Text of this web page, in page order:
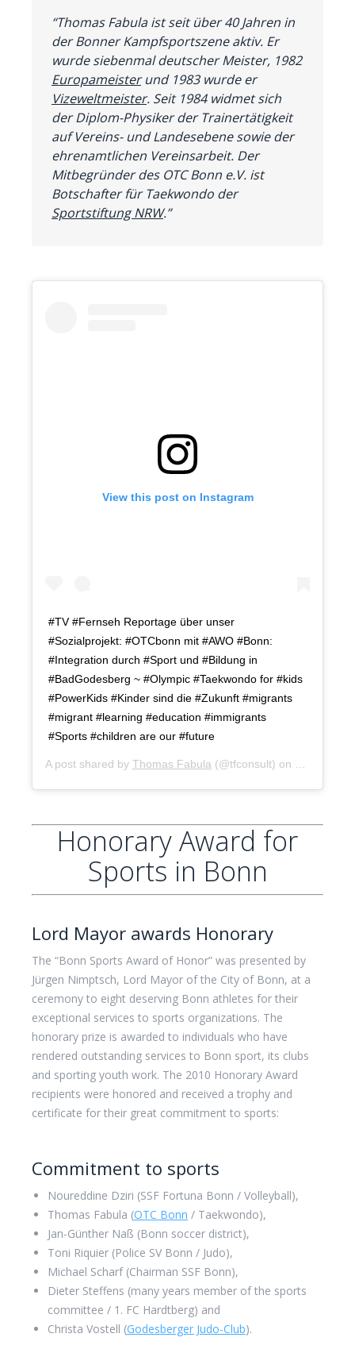
“Thomas Fabula ist seit über 40 Jahren in
der Bonner Kampfsportszene aktiv. Er
wurde siebenmal deutscher Meister, 1982
Europameisterund 1983 wurde er
Vizeweltmeister. Seit 1984 widmet sich
der Diplom-Physiker der Trainertätigkeit
auf Vereins- und Landesebene sowie der
ehrenamtlichen Vereinsarbeit. Der
Mitbegründer des OTC Bonn e.V. ist
Botschafter für Taekwondo der
Sportstiftung NRW.”
View this post on Instagram
#TV #Fernseh Reportage über unser
#Sozialprojekt: #OTCbonn mit #AWO #Bonn:
#Integration durch #Sport und #Bildung in
#BadGodesberg ~ #Olympic #Taekwondo for #kids
#PowerKids #Kinder sind die #Zukunft #migrants
#migrant #learning #education #immigrants
#Sports #children are our #future
A post shared by Thomas Fabula (@tfconsult) on
Honorary Award for
Sports in Bonn
Lord Mayor awards Honorary
The “Bonn Sports Award of Honor” was presented by
Jürgen Nimptsch, Lord Mayor of the City of Bonn, at a
ceremony to eight deserving Bonn athletes for their
exceptional services to sports organizations. The
honorary prize is awarded to individuals who have
rendered outstanding services to Bonn sport, its clubs
and sporting youth work. The 2010 Honorary Award
recipients were honored and received a trophy and
certificate for their great commitment to sports:
Commitment to sports
Noureddine Dziri (SSF Fortuna Bonn / Volleyball),
Thomas Fabula (OTC Bonn / Taekwondo),
Jan-Günther Naß (Bonn soccer district),
Toni Riquier (Police SV Bonn / Judo),
Michael Scharf (Chairman SSF Bonn),
Dieter Steffens (many years member of the sports
committee / 1. FC Hardtberg) and
Christa Vostell (Godesberger Judo-Club).